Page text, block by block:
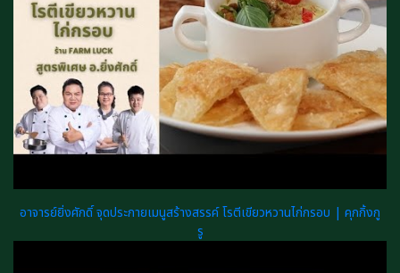
อาจารย์ยิ่งศักดิ์ จุดประกายเมนูสร้างสรรค์ โรตีเขียวหวานไก่กรอบ | คุกกิ้งกู
รู